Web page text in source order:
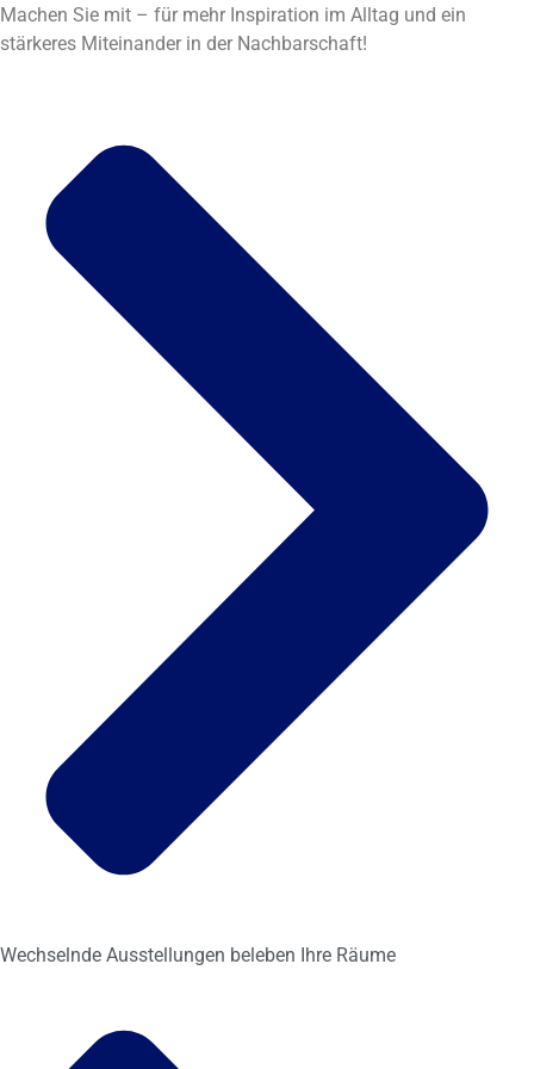
Machen Sie mit – für mehr Inspiration im Alltag und ein
stärkeres Miteinander in der Nachbarschaft!
Wechselnde Ausstellungen beleben Ihre Räume